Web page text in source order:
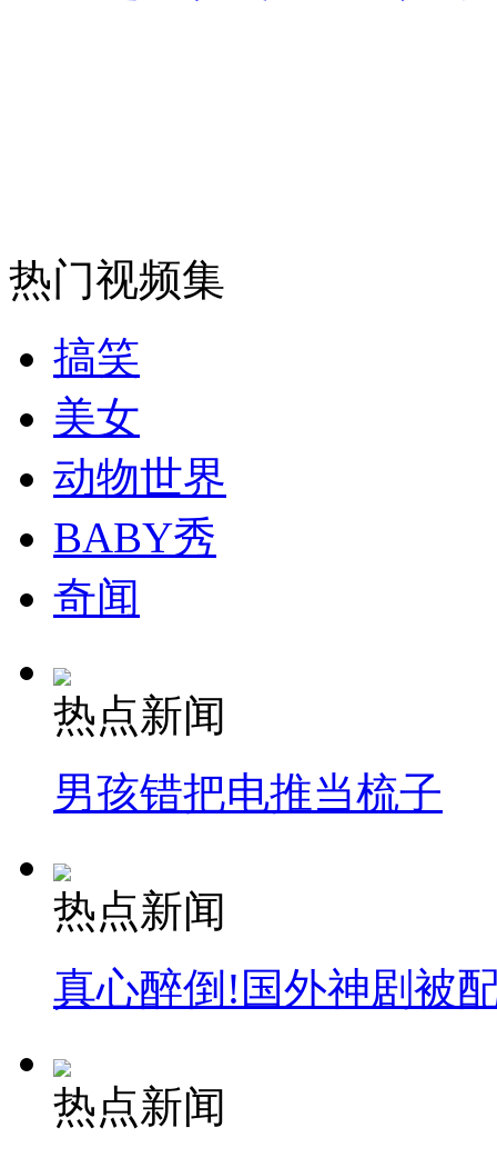
热门视频集
搞笑
美女
动物世界
BABY秀
奇闻
热点新闻
男孩错把电推当梳子
热点新闻
真心醉倒!国外神剧被
热点新闻